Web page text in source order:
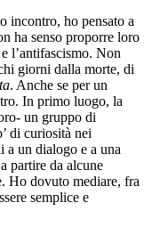
incontro, ho pensato a
ha senso proporre loro
l’antifascismo. Non
giorni dalla morte, di
. Anche se per un
In primo luogo, la
un gruppo di
di curiosità nei
un dialogo e a una
partire da alcune
Ho dovuto mediare, fra
semplice e